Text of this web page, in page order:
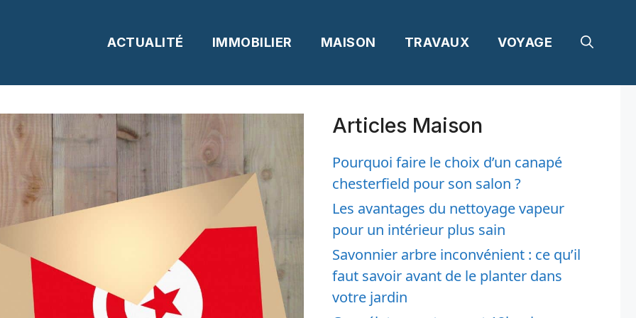
ACTUALITÉ IMMOBILIER MAISON TRAVAUX VOYAGE
Articles Maison
Pourquoi faire le choix d’un canapé
chesterfield pour son salon ?
Les avantages du nettoyage vapeur
pour un intérieur plus sain
Savonnier arbre inconvénient : ce qu’il
faut savoir avant de le planter dans
votre jardin